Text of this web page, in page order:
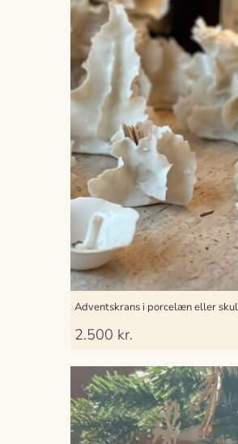
Adventskrans i porcelæn eller
2.500 kr.